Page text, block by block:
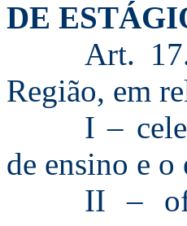
DE
Art.
Região, em
I –
de ensino e
II –